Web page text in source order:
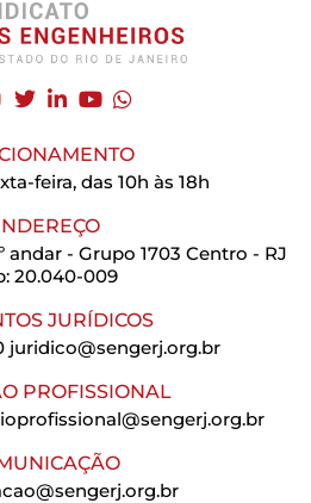
feira, das 10h às 18h
andar - Grupo 1703 Centro - RJ
20.040-009
JURÍDICOS
juridico@sengerj.org.br
PROFISSIONAL